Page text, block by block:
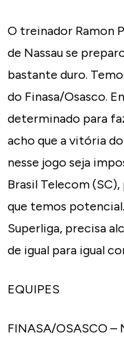
O treinador Ramon
de Nassau se
bastante duro.
do Finasa/Osasco.
determinado para
acho que a vitória
nesse jogo seja
Brasil Telecom
que temos
Superliga, precisa
de igual para igual
EQUIPES
FINASA/OSASCO